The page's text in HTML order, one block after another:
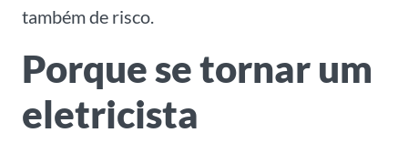
também de risco.
Porque se tornar um
eletricista